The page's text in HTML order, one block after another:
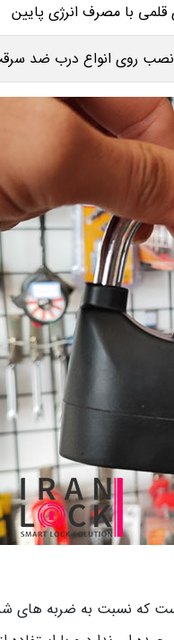
قلمی با مصرف انرژی پایین
روی انواع درب ضد
که نسبت به ضربه های